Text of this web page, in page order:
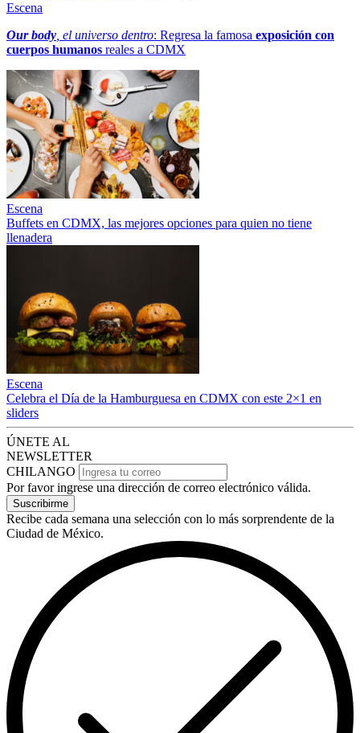
Escena
Our body, el universo dentro: Regresa la famosa exposición con
cuerpos humanos reales a CDMX
Escena
Buffets en CDMX, las mejores opciones para quien no tiene
llenadera
Escena
Celebra el Día de la Hamburguesa en CDMX con este 2×1 en
sliders
ÚNETE AL
NEWSLETTER
CHILANGO
Por favor ingrese una dirección de correo electrónico válida.
Suscribirme
Recibe cada semana una selección con lo más sorprendente de la
Ciudad de México.